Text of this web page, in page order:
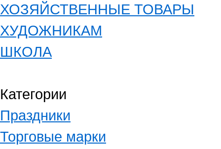
ХОЗЯЙСТВЕННЫЕ ТОВАРЫ
ХУДОЖНИКАМ
ШКОЛА
Категории
Праздники
Торговые марки